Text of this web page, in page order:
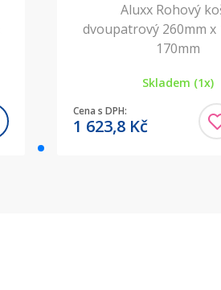
Aluxx Rohový
dvoupatrový 260mm x
170mm
Skladem (1x)
Cena s DPH:
1 623,8 Kč